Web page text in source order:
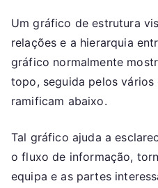
Um gráfico de estrutura
relações e a hierarquia
gráfico normalmente
topo, seguida pelos
ramificam abaixo.
Tal gráfico ajuda a
o fluxo de informação,
equipa e as partes